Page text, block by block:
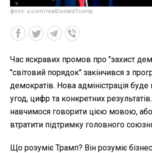
фото: x.com/realDonaldTrump
Час яскравих промов про "захист
"світовий порядок" закінчився з
демократів. Нова адміністрація
угод, цифр та конкретних
навчимося говорити цією мовою,
втратити підтримку головного
Що розуміє Трамп? Він розуміє